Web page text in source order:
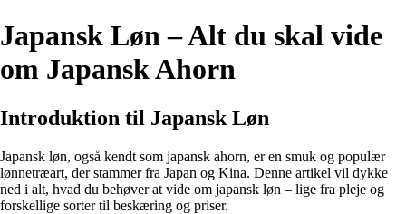
Japansk Løn – Alt du skal vide
om Japansk Ahorn
Introduktion til Japansk Løn
Japansk løn, også kendt som japansk ahorn, er en smuk og populær
lønnetræart, der stammer fra Japan og Kina. Denne artikel vil dykke
ned i alt, hvad du behøver at vide om japansk løn – lige fra pleje og
forskellige sorter til beskæring og priser.